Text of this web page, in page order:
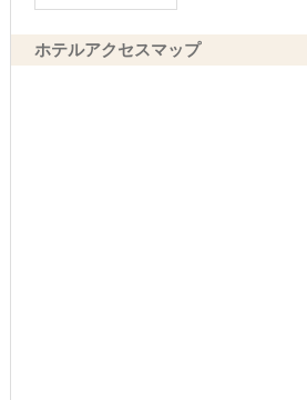
ホテルアクセスマップ